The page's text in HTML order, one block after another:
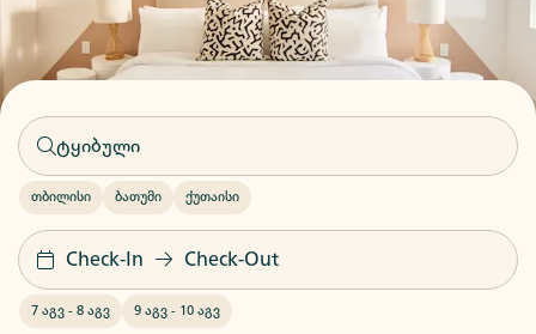
თბილისი ბათუმი ქუთაისი
Check-In Check-Out
7 აგვ - 8 აგვ 9 აგვ - 10 აგვ